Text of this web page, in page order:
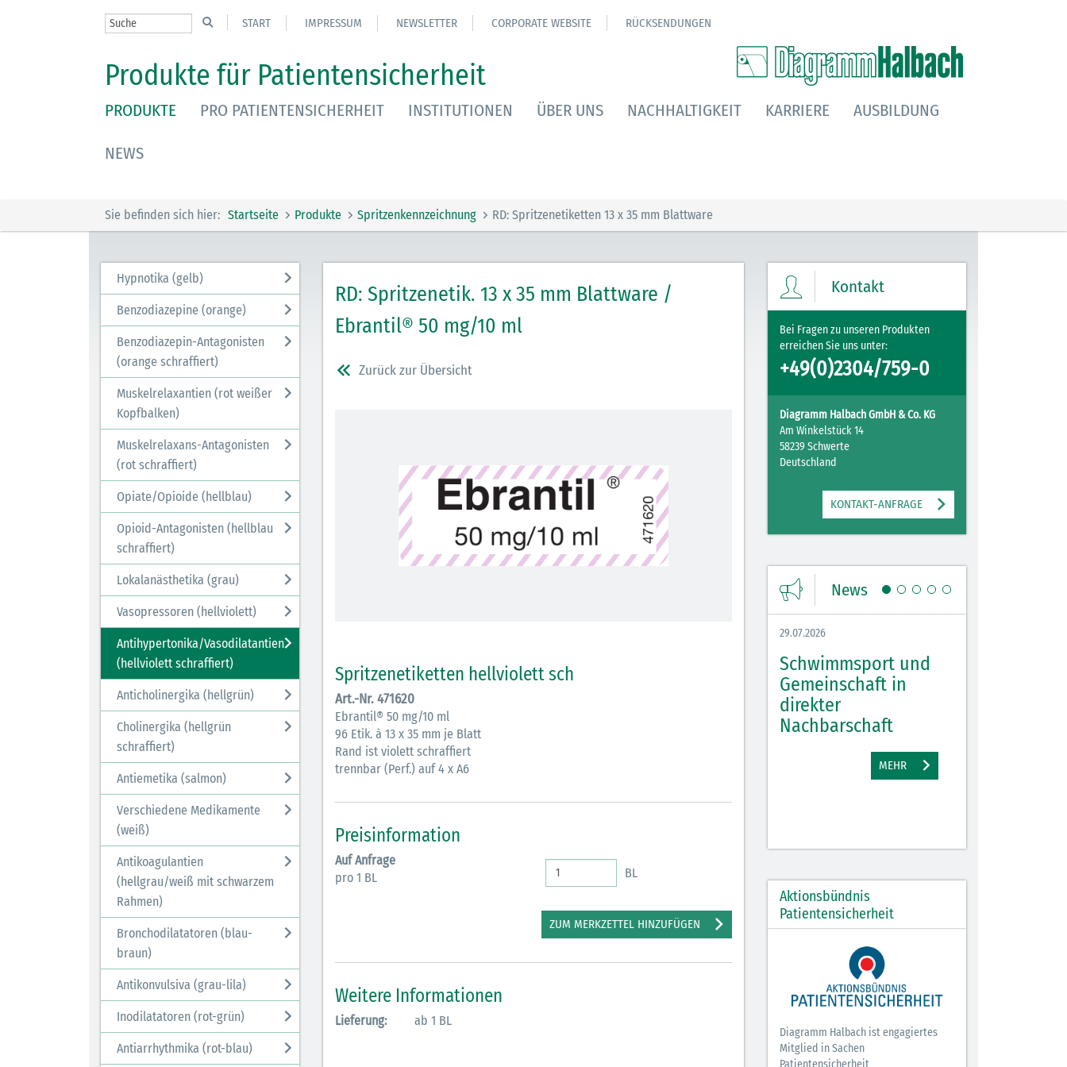
START IMPRESSUM NEWSLETTER CORPORATE WEBSITE RÜCKSENDUNGEN
Produkte für Patientensicherheit
PRODUKTE PRO PATIENTENSICHERHEIT INSTITUTIONEN ÜBER UNS NACHHALTIGKEIT KARRIERE AUSBILDUNG
NEWS
Sie befinden sich hier: Startseite Produkte Spritzenkennzeichnung RD: Spritzenetiketten 13 x 35 mm Blattware
Hypnotika (gelb)
Benzodiazepine (orange)
Benzodiazepin-Antagonisten
(orange schraffiert)
Muskelrelaxantien (rot weißer
Kopfbalken)
Muskelrelaxans-Antagonisten
(rot schraffiert)
Opiate/Opioide (hellblau)
Opioid-Antagonisten (hellblau
schraffiert)
Lokalanästhetika (grau)
Vasopressoren (hellviolett)
Antihypertonika/Vasodilatantien
(hellviolett schraffiert)
Anticholinergika (hellgrün)
Cholinergika (hellgrün
schraffiert)
Antiemetika (salmon)
Verschiedene Medikamente
(weiß)
Antikoagulantien
(hellgrau/weiß mit schwarzem
Rahmen)
Bronchodilatatoren (blau-
braun)
Antikonvulsiva (grau-lila)
Inodilatatoren (rot-grün)
Antiarrhythmika (rot-blau)
RD: Spritzenetik. 13 x 35 mm Blattware /
Ebrantil® 50 mg/10 ml
Zurück zur Übersicht
Spritzenetiketten hellviolett sch
Art.-Nr. 471620
Ebrantil® 50 mg/10 ml
96 Etik. à 13 x 35 mm je Blatt
Rand ist violett schraffiert
trennbar (Perf.) auf 4 x A6
Preisinformation
Auf Anfrage
pro 1 BL
BL
ZUM MERKZETTEL HINZUFÜGEN
Weitere Informationen
Lieferung: ab 1 BL
Kontakt
Bei Fragen zu unseren Produkten
erreichen Sie uns unter:
+49(0)2304/759-0
Diagramm Halbach GmbH & Co. KG
Am Winkelstück 14
58239 Schwerte
Deutschland
KONTAKT-ANFRAGE
News
29.07.2026
Schwimmsport und
Gemeinschaft in
direkter
Nachbarschaft
MEHR
Aktionsbündnis
Patientensicherheit
Diagramm Halbach ist engagiertes
Mitglied in Sachen
Patientensicherheit